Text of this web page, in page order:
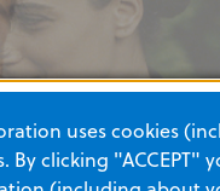
uses cookies
By clicking